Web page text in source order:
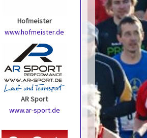
Hofmeister
www.hofmeister.de
AR Sport
www.ar-sport.de